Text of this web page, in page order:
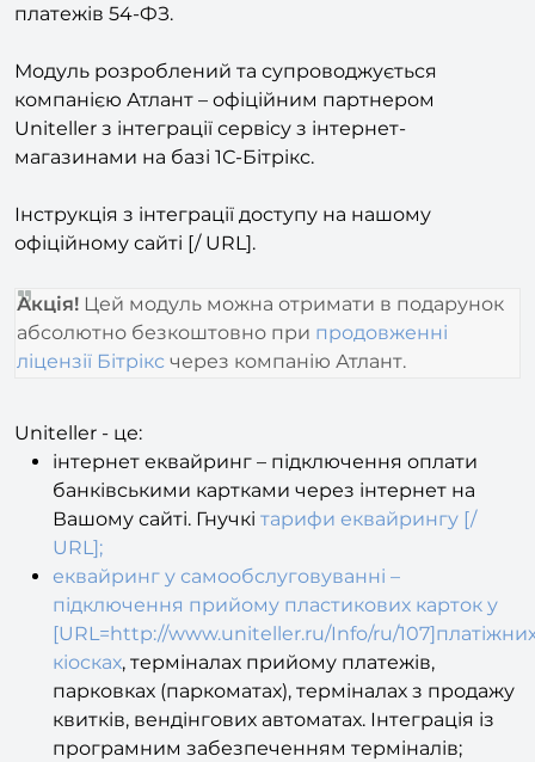
платежів 54-ФЗ.
Модуль розроблений та супроводжується
компанією Атлант – офіційним партнером
Uniteller з інтеграції сервісу з інтернет-
магазинами на базі 1С-Бітрікс.
Інструкція з інтеграції доступу на нашому
офіційному сайті [/ URL].
Акція! Цей модуль можна отримати в подарунок
абсолютно безкоштовно при продовженні
ліцензії Бітрікс через компанію Атлант.
Uniteller - це:
інтернет еквайринг – підключення оплати
банківськими картками через інтернет на
Вашому сайті. Гнучкі тарифи еквайрингу [/
URL];
еквайринг у самообслуговуванні –
підключення прийому пластикових карток у
[URL=http://www.uniteller.ru/Info/ru/
кіосках, терміналах прийому платежів,
парковках (паркоматах), терміналах з продажу
квитків, вендінгових автоматах. Інтеграція із
програмним забезпеченням терміналів;